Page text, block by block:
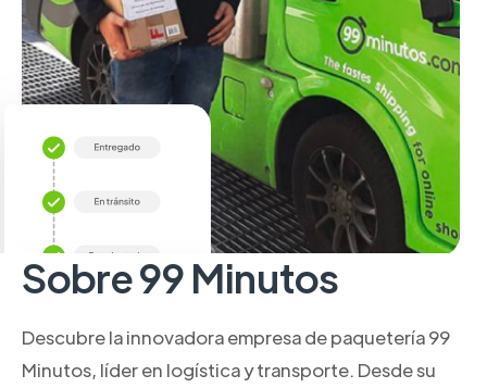
Sobre 99 Minutos
Descubre la innovadora empresa de paquetería 99
Minutos, líder en logística y transporte. Desde su